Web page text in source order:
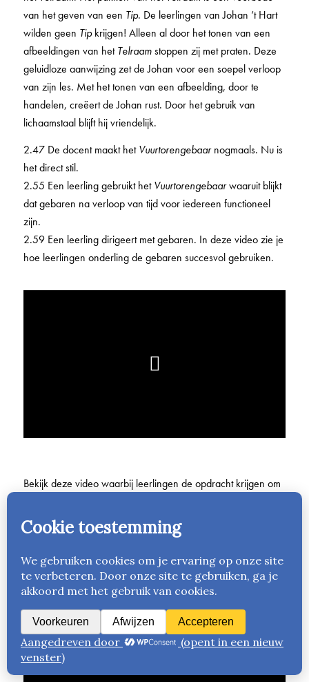
van het geven van een Tip. De leerlingen van Johan ’t Hart
wilden geen Tipkrijgen! Alleen al door het tonen van een
afbeeldingen van hetTelraamstoppen zij met praten. Deze
geluidloze aanwijzing zet de Johan voor een soepel verloop
van zijn les. Met het tonen van een afbeelding, door te
handelen, creëert de Johan rust. Door het gebruik van
lichaamstaal blijft hij vriendelijk.
2.47 De docent maakt hetVuurtorengebaarnogmaals. Nu is
het direct stil.
2.55 Een leerling gebruikt hetVuurtorengebaarwaaruit blijkt
dat gebaren na verloop van tijd voor iedereen functioneel
zijn.
2.59 Een leerling dirigeert met gebaren. In deze video zie je
hoe leerlingen onderling de gebaren succesvol gebruiken.
Bekijk deze video waarbij leerlingen de opdracht krijgen om
de klas of voor de school. Ze kregen die les de opdracht niet
praten. Als ze iets wilden zeggen, schreven ze dat op en
toonden het aan de leerling waarmee ze samenwerkten.